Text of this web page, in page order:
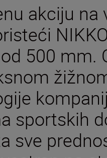
akciju na
500 mm.
sportskih
sve